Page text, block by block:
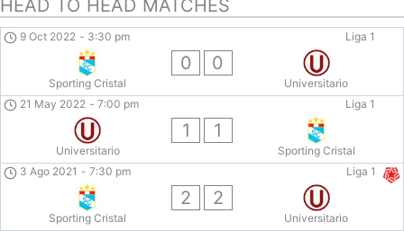
HEAD TO HEAD MATCHES
Liga 1
9 Oct 2022 - 3:30 pm
Sporting Cristal
0 0
Universitario
Liga 1
21 May 2022 - 7:00 pm
Universitario
1 1
Sporting Cristal
Liga 1
3 Ago 2021 - 7:30 pm
Sporting Cristal
2 2
Universitario